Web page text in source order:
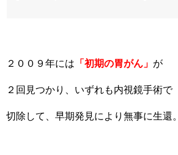
２００９年には 「初期の胃がん」 が
２回見つかり、いずれも内視鏡手術で
切除して、早期発見により無事に生還。